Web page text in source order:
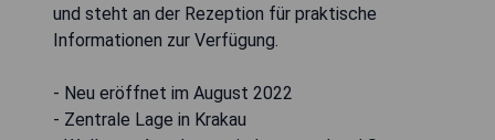
und steht an der Rezeption für praktische
Informationen zur Verfügung.
- Neu eröffnet im August 2022
- Zentrale Lage in Krakau